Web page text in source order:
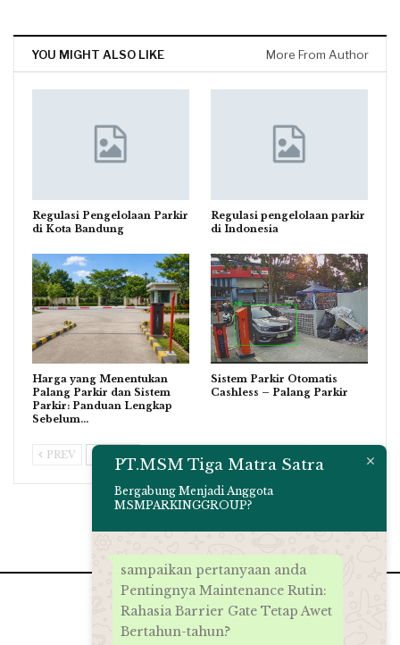
YOU MIGHT ALSO LIKE More From Author
Regulasi Pengelolaan Parkir
di Kota Bandung
Regulasi pengelolaan parkir
di Indonesia
Harga yang Menentukan
Palang Parkir dan Sistem
Parkir: Panduan Lengkap
Sebelum…
Sistem Parkir Otomatis
Cashless – Palang Parkir
PREV NEXT
PT.MSM Tiga Matra Satra
Bergabung Menjadi Anggota
MSMPARKINGGROUP?
sampaikan pertanyaan anda
Pentingnya Maintenance Rutin:
Rahasia Barrier Gate Tetap Awet
Bertahun-tahun?